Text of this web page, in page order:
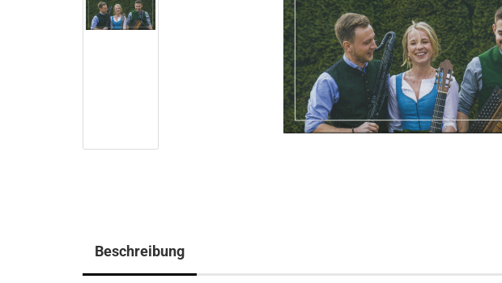
Beschreibung